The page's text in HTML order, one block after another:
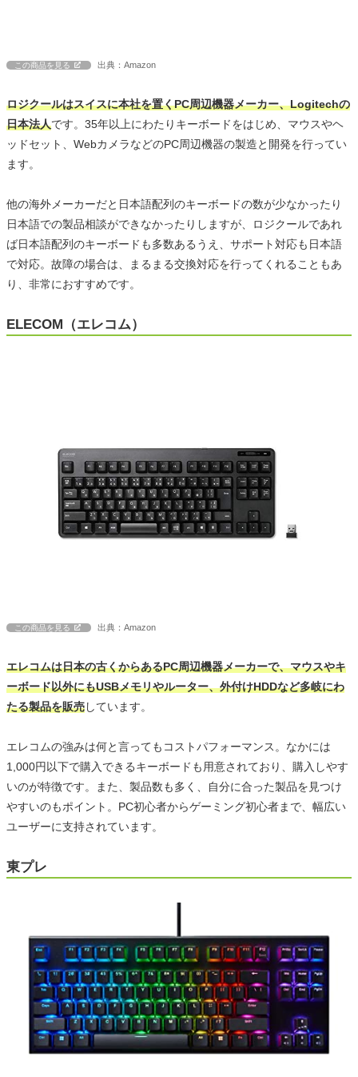
この商品を見る 出典：Amazon
ロジクールはスイスに本社を置くPC周辺機器メーカー、Logitechの
日本法人です。35年以上にわたりキーボードをはじめ、マウスやヘ
ッドセット、WebカメラなどのPC周辺機器の製造と開発を行ってい
ます。
他の海外メーカーだと日本語配列のキーボードの数が少なかったり
日本語での製品相談ができなかったりしますが、ロジクールであれ
ば日本語配列のキーボードも多数あるうえ、サポート対応も日本語
で対応。故障の場合は、まるまる交換対応を行ってくれることもあ
り、非常におすすめです。
ELECOM（エレコム）
この商品を見る 出典：Amazon
エレコムは日本の古くからあるPC周辺機器メーカーで、マウスやキ
ーボード以外にもUSBメモリやルーター、外付けHDDなど多岐にわ
たる製品を販売しています。
エレコムの強みは何と言ってもコストパフォーマンス。なかには
1,000円以下で購入できるキーボードも用意されており、購入しやす
いのが特徴です。また、製品数も多く、自分に合った製品を見つけ
やすいのもポイント。PC初心者からゲーミング初心者まで、幅広い
ユーザーに支持されています。
東プレ